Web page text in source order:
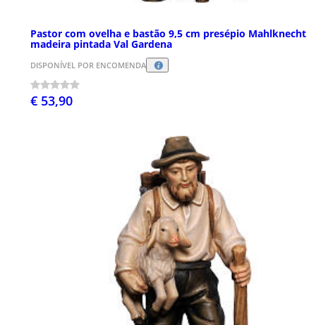
Pastor com ovelha e bastão 9,5 cm presépio Mahlknecht
madeira pintada Val Gardena
DISPONÍVEL POR ENCOMENDA
€ 53,90